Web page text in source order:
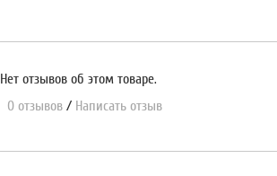
Нет отзывов об этом товаре.
0 отзывов / Написать отзыв